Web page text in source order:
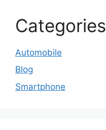
Categories
Automobile
Blog
Smartphone